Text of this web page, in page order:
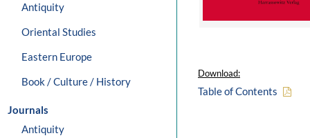
Antiquity
Oriental Studies
Eastern Europe
Book / Culture / History
Journals
Antiquity
Download:
Table of Contents